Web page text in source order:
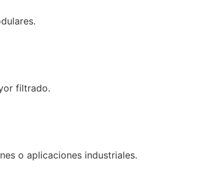
filtrado.
o aplicaciones industriales.